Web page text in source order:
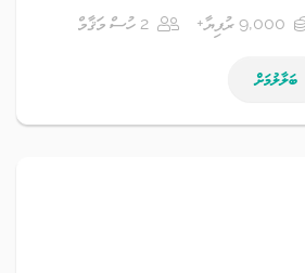
9,000 ރުފިޔާ+ 2 ހުސް މަޤާމް
ބަލާލުމަށް